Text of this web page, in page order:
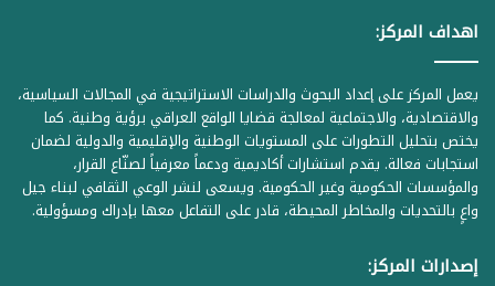
اهداف المركز:
يعمل المركز على إعداد البحوث والدراسات الاستراتيجية في المجالات السياسية،
والاقتصادية، والاجتماعية لمعالجة قضايا الواقع العراقي برؤية وطنية. كما
يختص بتحليل التطورات على المستويات الوطنية والإقليمية والدولية لضمان
استجابات فعالة. يقدم استشارات أكاديمية ودعماً معرفياً لصنّاع القرار،
والمؤسسات الحكومية وغير الحكومية. ويسعى لنشر الوعي الثقافي لبناء جيل
واعٍ بالتحديات والمخاطر المحيطة، قادر على التفاعل معها بإدراك ومسؤولية.
إصدارات المركز: